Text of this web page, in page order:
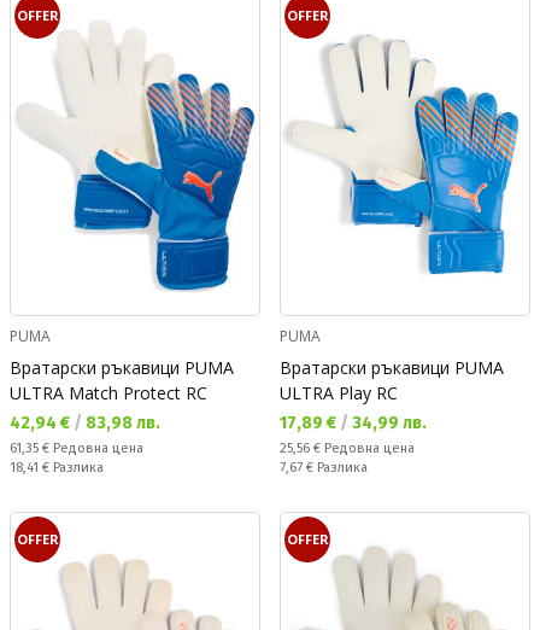
OFFER
PUMA
Вратарски ръкавици PUMA
ULTRA Match Protect RC
Текуща цена:
42,94 € / 83,98 лв.
Редовна цена:
61,35 € Редовна цена
Спестявате:
18,41 € Разлика
OFFER
PUMA
Вратарски ръкавици PUMA
ULTRA Play RC
Текуща цена:
17,89 € / 34,99 лв.
Редовна цена:
25,56 € Редовна цена
Спестявате:
7,67 € Разлика
OFFER OFFER